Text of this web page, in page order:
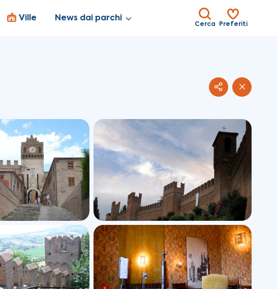
Ville News dai parchi
Cerca Preferiti